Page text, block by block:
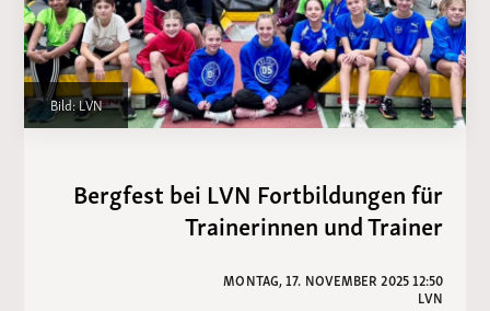
Bild: LVN
Bergfest bei LVN Fortbildungen für
Trainerinnen und Trainer
MONTAG, 17. NOVEMBER 2025 12:50
LVN